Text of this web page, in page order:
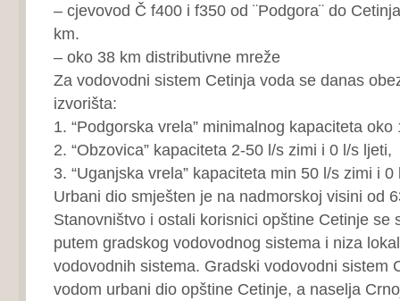
– cjevovod Č f400 i f350 od ¨Podgora¨ do
km.
– oko 38 km distributivne mreže
Za vodovodni sistem Cetinja voda se danas
izvorišta:
1. “Podgorska vrela” minimalnog kapaciteta oko
2. “Obzovica” kapaciteta 2-50 l/s zimi i 0 l/s ljeti,
3. “Uganjska vrela” kapaciteta min 50 l/s zimi i 0
Urbani dio smješten je na nadmorskoj visini od
Stanovništvo i ostali korisnici opštine Cetinje se
putem gradskog vodovodnog sistema i niza
vodovodnih sistema. Gradski vodovodni sistem
vodom urbani dio opštine Cetinje, a naselja